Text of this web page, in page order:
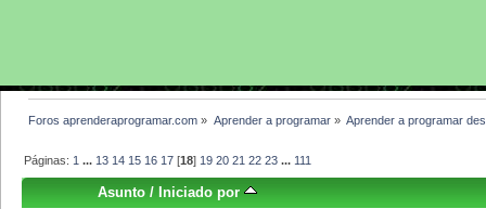
Foros aprenderaprogramar.com » Aprender a programar» Aprender a programar
Páginas: 1 ... 13 14 15 16 17 [18] 19 20 21 22 23 ... 111
Asunto /Iniciado por